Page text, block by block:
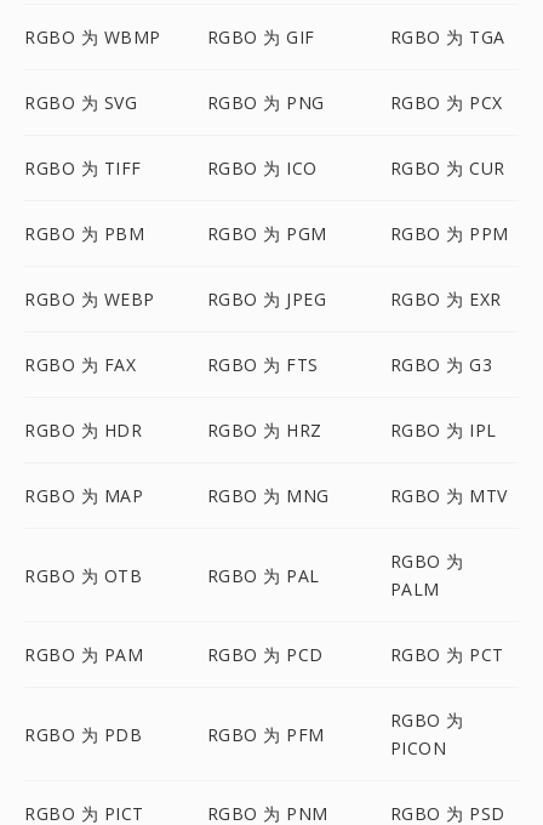
RGBO 为 WBMP RGBO 为 GIF RGBO 为 TGA
RGBO 为 SVG RGBO 为 PNG RGBO 为 PCX
RGBO 为 TIFF RGBO 为 ICO RGBO 为 CUR
RGBO 为 PBM RGBO 为 PGM RGBO 为 PPM
RGBO 为 WEBP RGBO 为 JPEG RGBO 为 EXR
RGBO 为 FAX RGBO 为 FTS RGBO 为 G3
RGBO 为 HDR RGBO 为 HRZ RGBO 为 IPL
RGBO 为 MAP RGBO 为 MNG RGBO 为 MTV
RGBO 为 OTB RGBO 为 PAL
RGBO 为
PALM
RGBO 为 PAM RGBO 为 PCD RGBO 为 PCT
RGBO 为 PDB RGBO 为 PFM
RGBO 为
PICON
RGBO 为 PICT RGBO 为 PNM RGBO 为 PSD